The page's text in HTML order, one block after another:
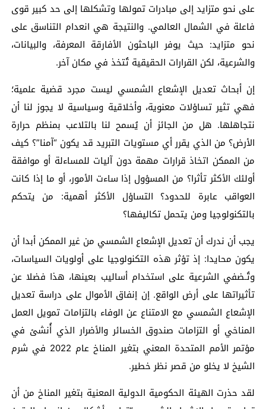
على نحو متزايد إلى مبادرات تمولها وتشكلها إلى حد كبير قوى
فاعلة في الشمال العالمي. والنتيجة هي انعدام التناسق على
نحو متزايد: حيث يوفر الباحثون الأفارقة المعرفة، والبيانات،
والشرعية، لكن القرارات الحقيقية تُتخذ في مكان آخر.
إن أبحاث تعديل الإشعاع الشمسي ليست مجرد قضية علمية؛
فهي تثير تساؤلات معنوية، وأخلاقية وسياسية لا يجوز لنا أن
نتجاهلها. هل من الجائز أن يُسمح لنا بالتلاعب بمنظم حرارة
الأرض؟ من الذي يقرر أي مستويات التبريد قد يكون “آمنا”؟ كيف
من الممكن اتخاذ قرارات مهمة دون آليات للمساءلة أو موافقة
أولئك الأكثر تأثرا؟ من المسؤول إذا ساءت الأمور، أو ما إذا كانت
العواقب عابرة للحدود؟ التساؤل الأكثر أهمية: من يتحكم
بالتكنولوجيا ومن يتحمل تكاليفها؟
يجب أن ندرك أن تعديل الإشعاع الشمسي من غير الممكن أبدا أن
يكون محايدا: إذ تؤثر هذه التكنولوجيا على أولويات السياسات،
وتُـضفي الشرعية على استخدام أساليب بعينها، هذا فضلا عن
تأثيراتها على أرض الواقع. إن إنفاق الأموال على دراسة تعديل
الإشعاع الشمسي مع الامتناع عن الوفاء بالتزامات تمويل العمل
المناخي أو التزامات صندوق الخسائر والأضرار الذي أُنشئ في
مؤتمر الأمم المتحدة المعني بتغير المناخ عام 2022 في شرم
الشيخ لا يخلو من قصر نظر خطير.
لقد حذرت الهيئة الحكومية الدولية المعنية بتغير المناخ من أن